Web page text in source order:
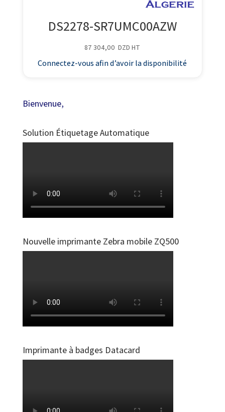
DS2278-SR7UMC00AZW
87 304,00 DZD HT
Connectez-vous afin d’avoir la disponibilité
Bienvenue,
Solution Étiquetage Automatique
Nouvelle imprimante Zebra mobile ZQ500
Imprimante à badges Datacard